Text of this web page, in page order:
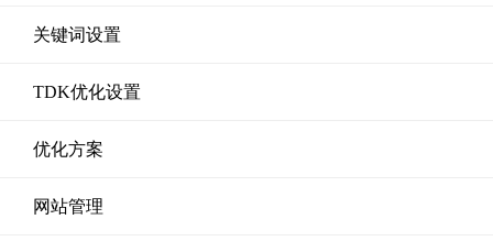
关键词设置
TDK优化设置
优化方案
网站管理